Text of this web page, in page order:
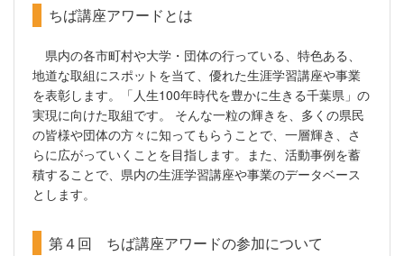
ちば講座アワードとは
県内の各市町村や大学・団体の行っている、特色ある、
地道な取組にスポットを当て、優れた生涯学習講座や事業
を表彰します。「人生100年時代を豊かに生きる千葉県」の
実現に向けた取組です。 そんな一粒の輝きを、多くの県民
の皆様や団体の方々に知ってもらうことで、一層輝き、さ
らに広がっていくことを目指します。また、活動事例を蓄
積することで、県内の生涯学習講座や事業のデータベース
とします。
第４回 ちば講座アワードの参加について